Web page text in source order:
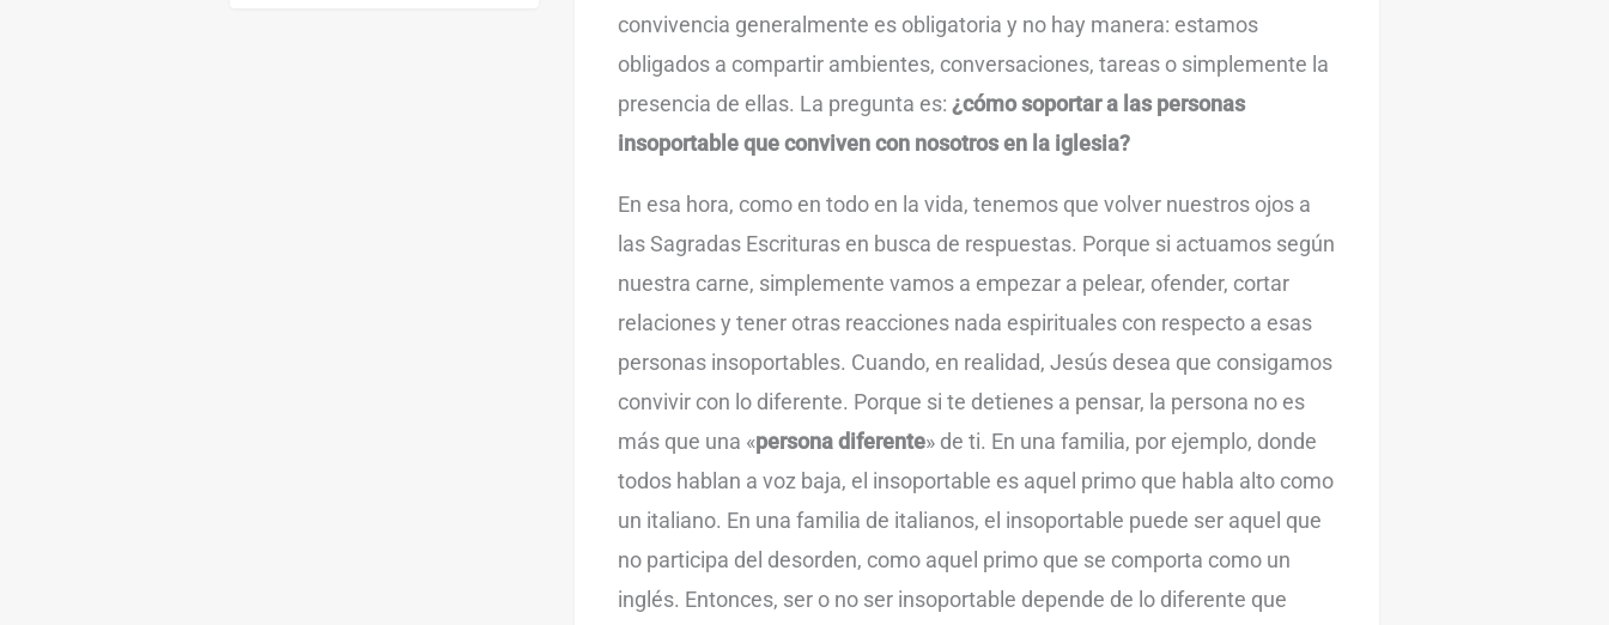
convivencia generalmente es obligatoria y no hay manera: estamos
obligados a compartir ambientes, conversaciones, tareas o simplemente la
presencia de ellas. La pregunta es: ¿cómo soportar a las personas
insoportable que conviven con nosotros en la iglesia?
En esa hora, como en todo en la vida, tenemos que volver nuestros ojos a
las Sagradas Escrituras en busca de respuestas. Porque si actuamos según
nuestra carne, simplemente vamos a empezar a pelear, ofender, cortar
relaciones y tener otras reacciones nada espirituales con respecto a esas
personas insoportables. Cuando, en realidad, Jesús desea que consigamos
convivir con lo diferente. Porque si te detienes a pensar, la persona no es
más que una «persona diferente» de ti. En una familia, por ejemplo, donde
todos hablan a voz baja, el insoportable es aquel primo que habla alto como
un italiano. En una familia de italianos, el insoportable puede ser aquel que
no participa del desorden, como aquel primo que se comporta como un
inglés. Entonces, ser o no ser insoportable depende de lo diferente que